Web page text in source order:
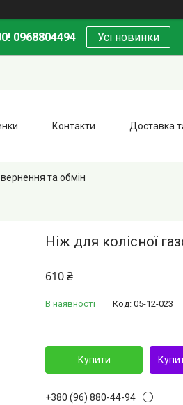
0968804494 Усі новинки
Контакти Доставка
та обмін
Ніж для колісної
610 ₴
В наявності Код: 05-12-023
Купити
+380 (96) 880-44-94